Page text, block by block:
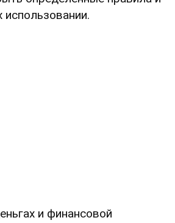
использовании.
и финансовой